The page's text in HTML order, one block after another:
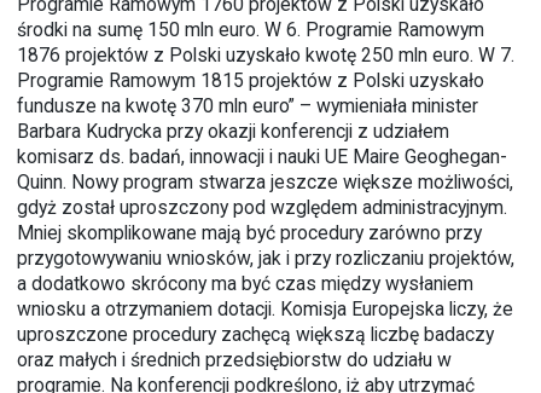
środki na sumę 150 mln euro. W 6. Programie Ramowym
1876 projektów z Polski uzyskało kwotę 250 mln euro. W 7.
Programie Ramowym 1815 projektów z Polski uzyskało
fundusze na kwotę 370 mln euro” – wymieniała minister
Barbara Kudrycka przy okazji konferencji z udziałem
komisarz ds. badań, innowacji i nauki UE Maire Geoghegan-
Quinn. Nowy program stwarza jeszcze większe możliwości,
gdyż został uproszczony pod względem administracyjnym.
Mniej skomplikowane mają być procedury zarówno przy
przygotowywaniu wniosków, jak i przy rozliczaniu projektów,
a dodatkowo skrócony ma być czas między wysłaniem
wniosku a otrzymaniem dotacji. Komisja Europejska liczy, że
uproszczone procedury zachęcą większą liczbę badaczy
oraz małych i średnich przedsiębiorstw do udziału w
programie. Na konferencji podkreślono, iż aby utrzymać